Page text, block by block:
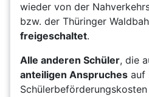
wieder von der
bzw. der Thüringer
freigeschaltet.
Alle anderen Schüler, die
anteiligen Anspruches auf
Schülerbeförderungskosten